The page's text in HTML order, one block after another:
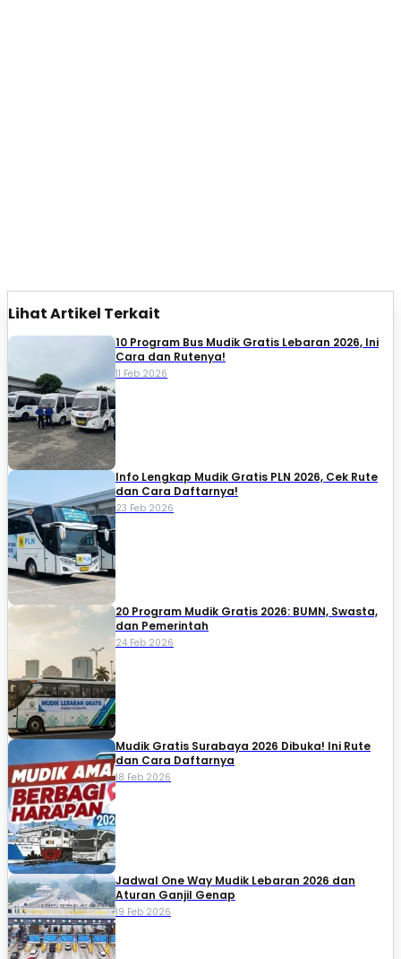
Lihat Artikel Terkait
10 Program Bus Mudik Gratis Lebaran 2026, Ini
Cara dan Rutenya!
11 Feb 2026
Info Lengkap Mudik Gratis PLN 2026, Cek Rute
dan Cara Daftarnya!
23 Feb 2026
20 Program Mudik Gratis 2026: BUMN, Swasta,
dan Pemerintah
24 Feb 2026
Mudik Gratis Surabaya 2026 Dibuka! Ini Rute
dan Cara Daftarnya
18 Feb 2026
Jadwal One Way Mudik Lebaran 2026 dan
Aturan Ganjil Genap
19 Feb 2026